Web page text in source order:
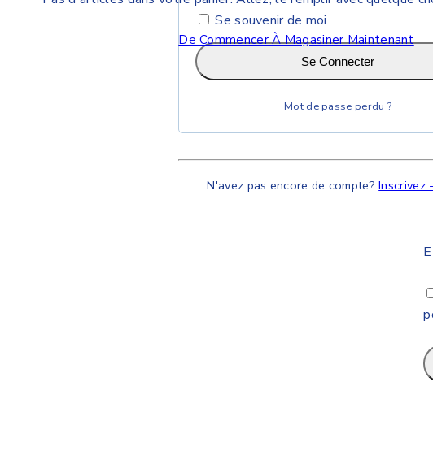
Se souvenir de moi
Se Connecter
Mot de passe perdu ?
N'avez pas encore de compte?Inscrivez -
De Commencer À Magasiner Maintenant